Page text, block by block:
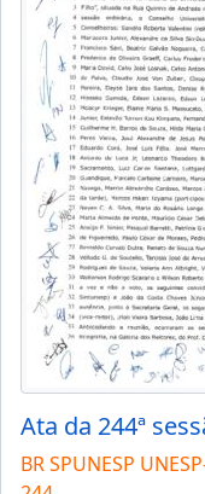
BR SPUNESP